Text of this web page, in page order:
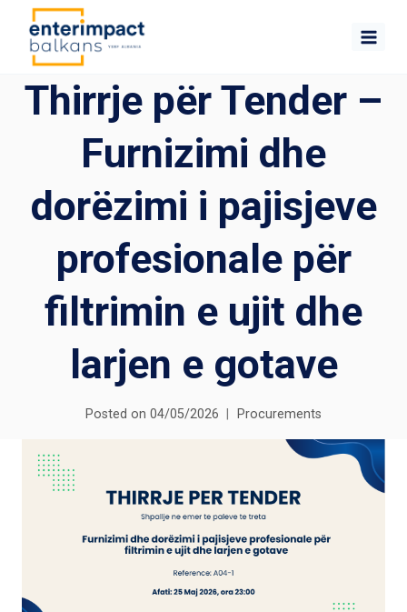
content
Thirrje për Tender –
Furnizimi dhe
dorëzimi i pajisjeve
profesionale për
filtrimin e ujit dhe
larjen e gotave
Posted on 04/05/2026 Procurements